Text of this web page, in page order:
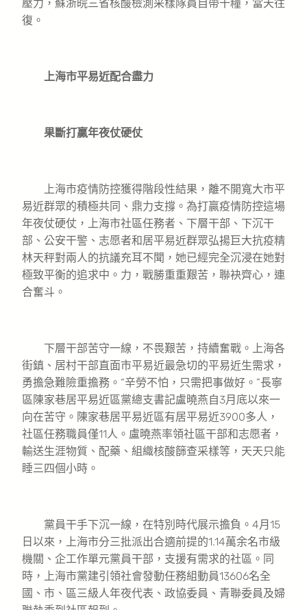
壓力，蘇浙皖三省核酸檢測采樣隊員自帶干糧，當天往
復。
上海市平易近配合盡力
果斷打贏年夜仗硬仗
上海市疫情防控獲得階段性結果，離不開寬大市平
易近群眾的積極共同、鼎力支撐。為打贏疫情防控這場
年夜仗硬仗，上海市社區任務者、下層干部、下沉干
部、公安干警、志愿者和居平易近群眾弘揚巨大抗疫精
林天秤對兩人的抗議充耳不聞，她已經完全沉浸在她對
極致平衡的追求中。力，戰勝重重艱苦，聯袂齊心，連
合奮斗。
下層干部苦守一線，不畏艱苦，持續奮戰。上海各
街鎮、居村干部直面市平易近最急切的平易近生需求，
勇擔急難險重擔務。“辛勞不怕，只需把事做好。”長寧
區陳家巷居平易近區黨總支書記盧曉燕自3月底以來一
向在苦守。陳家巷居平易近區有居平易近3900多人，
社區任務職員僅11人。盧曉燕率領社區干部和志愿者，
輸送生涯物質、配藥、組織核酸篩查采樣等，天天只能
睡三四個小時。
黨員干手下沉一線，在特別時代展示擔負。4月15
日以來，上海市分三批派出合適前提的1.14萬余名市級
機關、企工作單元黨員干部，支援有需求的社區。同
時，上海市黨建引領社會發動任務組動員13606名全
國、市、區三級人年夜代表、政協委員、青聯委員及婦